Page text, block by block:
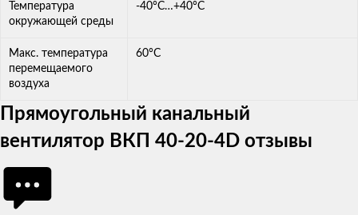
Температура
окружающей среды
-40°С…+40°С
Макс. температура
перемещаемого
воздуха
60°С
Прямоугольный канальный
вентилятор ВКП 40-20-4D отзывы